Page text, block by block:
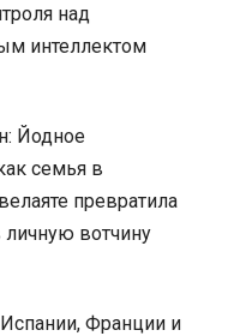
над
интеллектом
Йодное
семья в
превратила
личную вотчину
Франции и